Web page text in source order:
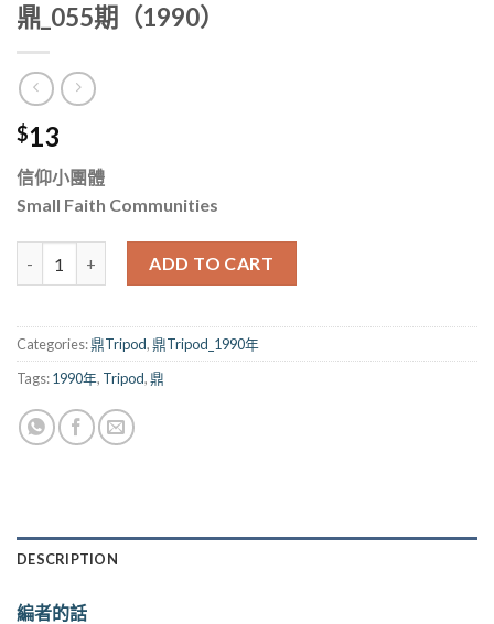
鼎_055期（1990）
$13
信仰小團體
Small Faith Communities
ADD TO CART
Categories:鼎Tripod,鼎Tripod_1990年
Tags:1990年, Tripod,鼎
DESCRIPTION
編者的話